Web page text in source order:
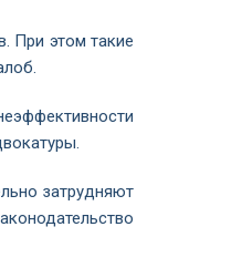
При этом такие
затрудняют